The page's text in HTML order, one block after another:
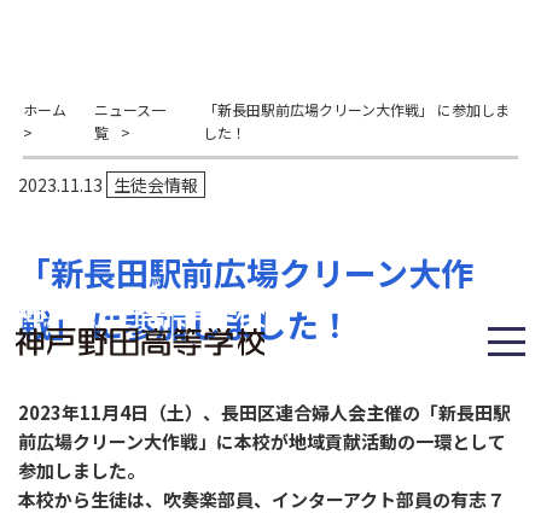
ホーム
>
ニュース一
覧
>
「新長田駅前広場クリーン大作戦」 に参加しま
した！
2023.11.13 生徒会情報
「新長田駅前広場クリーン大作
戦」 に参加しました！
2023年11月4日（土）、長田区連合婦人会主催の「新長田駅
前広場クリーン大作戦」に本校が地域貢献活動の一環として
参加しました。
本校から生徒は、吹奏楽部員、インターアクト部員の有志７